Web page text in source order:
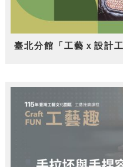
臺北分館「工藝ｘ設計